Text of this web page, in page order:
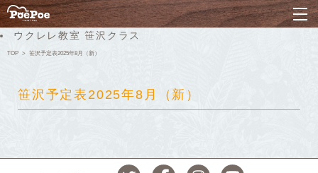
ナ
ウクレレ教室 笹沢クラス
TOP 笹沢予定表2025年8月（新）
笹沢予定表2025年8月（新）